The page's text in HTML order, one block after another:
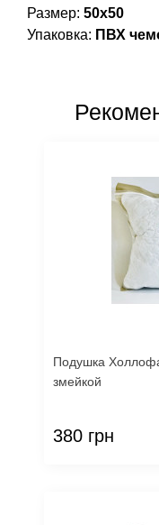
Размер: 50х50
Упаковка: ПВХ
Подушка
змейкой
380 грн